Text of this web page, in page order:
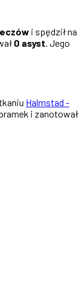
i spędził na
0 asyst. Jego
Halmstad -
i zanotował